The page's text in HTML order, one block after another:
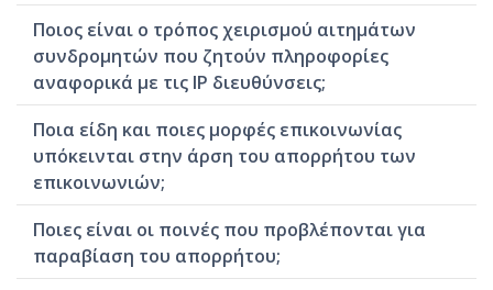
Ποιος είναι ο τρόπος χειρισμού αιτημάτων
συνδρομητών που ζητούν πληροφορίες
αναφορικά με τις IP διευθύνσεις;
Ποια είδη και ποιες μορφές επικοινωνίας
υπόκεινται στην άρση του απορρήτου των
επικοινωνιών;
Ποιες είναι οι ποινές που προβλέπονται για
παραβίαση του απορρήτου;